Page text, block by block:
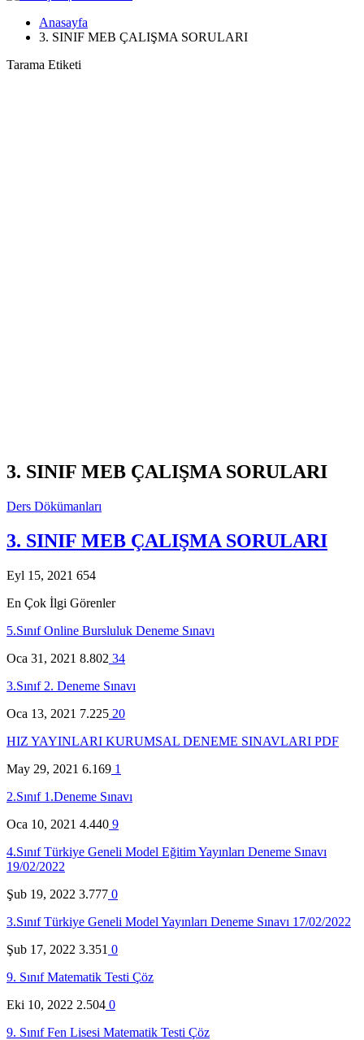
Anasayfa
3. SINIF MEB ÇALIŞMA SORULARI
Tarama Etiketi
3. SINIF MEB ÇALIŞMA SORULARI
Ders Dökümanları
3. SINIF MEB ÇALIŞMA SORULARI
Eyl 15, 2021 654
En Çok İlgi Görenler
5.Sınıf Online Bursluluk Deneme Sınavı
Oca 31, 2021 8.802 34
3.Sınıf 2. Deneme Sınavı
Oca 13, 2021 7.225 20
HIZ YAYINLARI KURUMSAL DENEME SINAVLARI PDF
May 29, 2021 6.169 1
2.Sınıf 1.Deneme Sınavı
Oca 10, 2021 4.440 9
4.Sınıf Türkiye Geneli Model Eğitim Yayınları Deneme Sınavı
19/02/2022
Şub 19, 2022 3.777 0
3.Sınıf Türkiye Geneli Model Yayınları Deneme Sınavı 17/02/2022
Şub 17, 2022 3.351 0
9. Sınıf Matematik Testi Çöz
Eki 10, 2022 2.504 0
9. Sınıf Fen Lisesi Matematik Testi Çöz